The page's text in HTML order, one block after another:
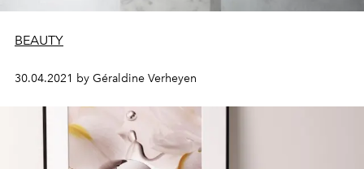
BEAUTY
30.04.2021 by Géraldine Verheyen